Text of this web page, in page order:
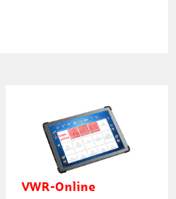
VWR-Online